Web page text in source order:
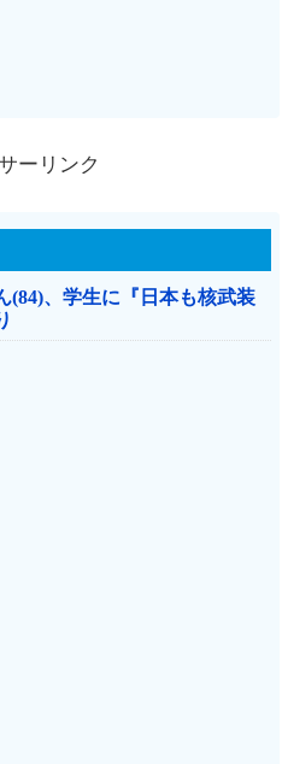
ーリンク
(84)、学生に『日本も核武装